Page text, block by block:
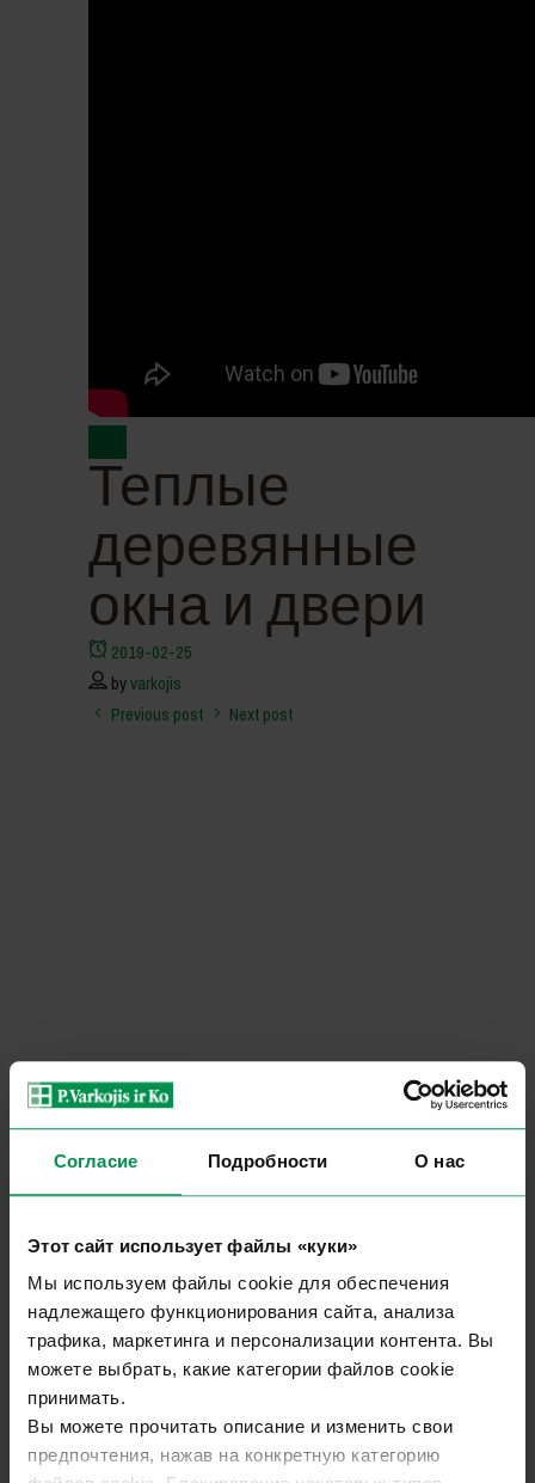
Согласие Подробности О нас
Этот сайт использует файлы «куки»
Мы используем файлы cookie для обеспечения
надлежащего функционирования сайта, анализа
трафика, маркетинга и персонализации контента. Вы
можете выбрать, какие категории файлов cookie
принимать.
Вы можете прочитать описание и изменить свои
предпочтения, нажав на конкретную категорию
Теплые
деревянные
окна и двери
2019-02-25
byvarkojis
Previous post
Next post